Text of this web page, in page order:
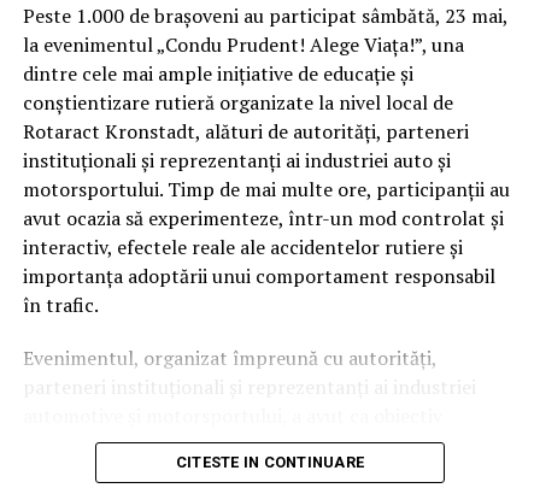
Peste 1.000 de brașoveni au participat sâmbătă, 23 mai,
la evenimentul „Condu Prudent! Alege Viața!”, una
dintre cele mai ample inițiative de educație și
conștientizare rutieră organizate la nivel local de
Rotaract Kronstadt, alături de autorități, parteneri
instituționali și reprezentanți ai industriei auto și
motorsportului. Timp de mai multe ore, participanții au
avut ocazia să experimenteze, într-un mod controlat și
interactiv, efectele reale ale accidentelor rutiere și
importanța adoptării unui comportament responsabil
în trafic.
Evenimentul, organizat împreună cu autorități,
parteneri instituționali și reprezentanți ai industriei
principal transformarea prevenției într-o experiență
practică și accesibilă publicului larg.
CITESTE IN CONTINUARE